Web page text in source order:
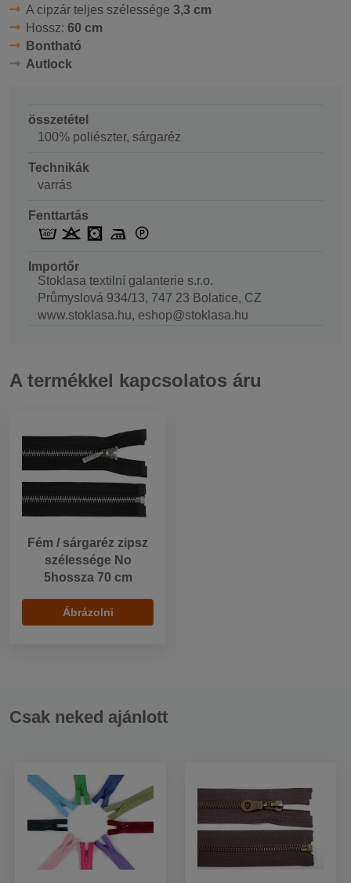
A cipzár teljes szélessége 3,3 cm
Hossz: 60 cm
Bontható
Autlock
összetétel
100% poliészter, sárgaréz
Technikák
varrás
Fenttartás
Importőr
Stoklasa textilní galanterie s.r.o.
Průmyslová 934/13, 747 23 Bolatice, CZ
www.stoklasa.hu, eshop@stoklasa.hu
A termékkel kapcsolatos áru
Fém / sárgaréz zipsz
szélessége No
5hossza 70 cm
Ábrázolni
Csak neked ajánlott